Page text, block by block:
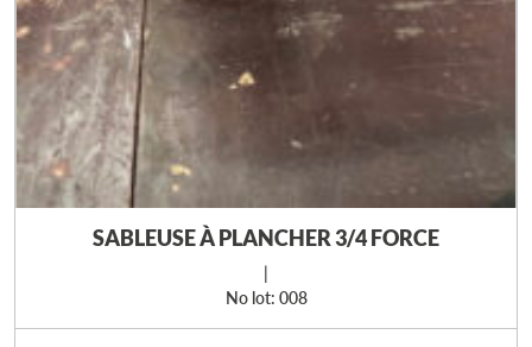
SABLEUSE À PLANCHER 3/4 FORCE
|
No lot: 008